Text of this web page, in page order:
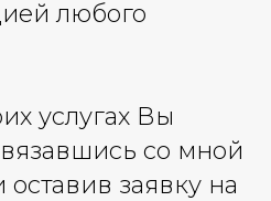
любого
услугах Вы
со мной
заявку на